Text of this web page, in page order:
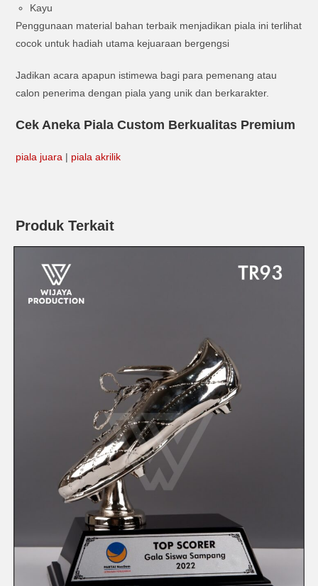
Kayu
Penggunaan material bahan terbaik menjadikan piala ini terlihat
cocok untuk hadiah utama kejuaraan bergengsi
Jadikan acara apapun istimewa bagi para pemenang atau
calon penerima dengan piala yang unik dan berkarakter.
Cek Aneka Piala Custom Berkualitas Premium
piala juara | piala akrilik
Produk Terkait